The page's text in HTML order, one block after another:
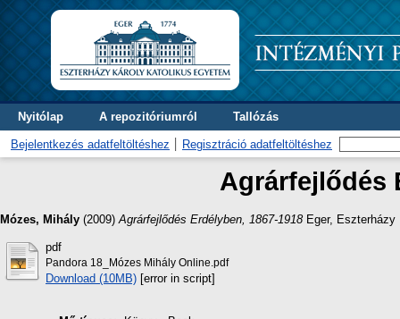
Nyitólap A repozitóriumról Tallózás
Bejelentkezés adatfeltöltéshez Regisztráció adatfeltöltéshez
Agrárfejlődés
Mózes, Mihály (2009) Agrárfejlődés Erdélyben, 1867-1918 Eger,
pdf
Pandora 18_Mózes Mihály Online.pdf
Download (10MB) [error in script]